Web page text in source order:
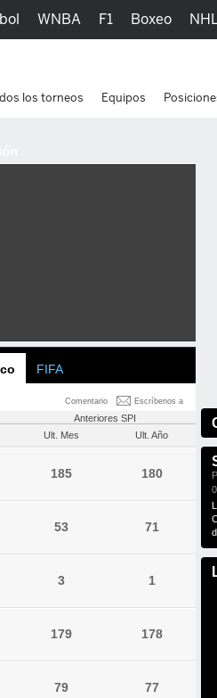
FIFA
Comentario Escríbenos a
Anteriores SPI
Ult. Mes Ult. Año
185 180
53 71
3 1
179 178
79 77
WNBA F1 Boxeo
los torneos Equipos